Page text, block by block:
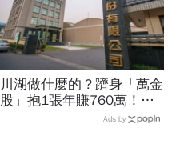
川湖做什麼的？躋身「萬金
股」抱1張年賺760萬！傳
產鐵工廠如何翻身「只有兩
Ads by